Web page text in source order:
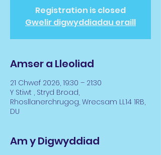
Registration is closed
Gwelir digwyddiadau eraill
Amser a Lleoliad
21 Chwef 2026, 19:30 – 21:30
Y Stiwt , Stryd Broad,
Rhosllanerchrugog, Wrecsam LL14 1RB,
DU
Am y Digwyddiad